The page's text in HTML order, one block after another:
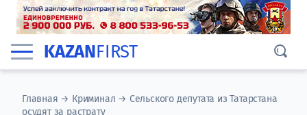
KAZANFIRST
Главная → Криминал → Сельского депутата из Татарстана
осудят за растрату